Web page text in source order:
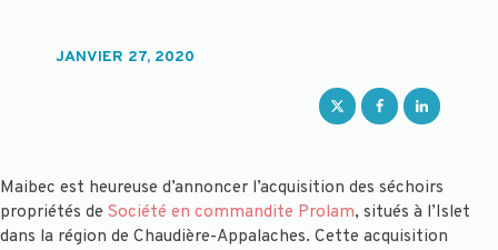
JANVIER 27, 2020
Maibec est heureuse d’annoncer l’acquisition des séchoirs
propriétés de Société en commandite Prolam, situés à l’Islet
dans la région de Chaudière-Appalaches. Cette acquisition